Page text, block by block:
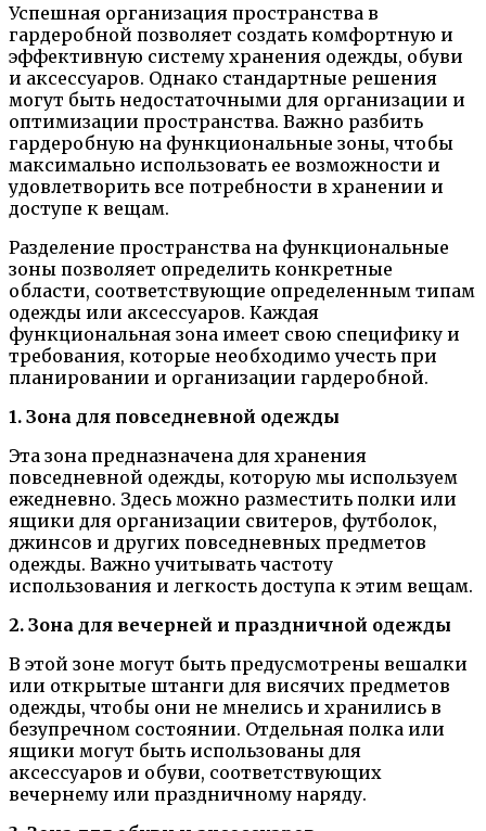
Успешная организация пространства в
гардеробной позволяет создать комфортную и
эффективную систему хранения одежды, обуви
и аксессуаров. Однако стандартные решения
могут быть недостаточными для организации и
оптимизации пространства. Важно разбить
гардеробную на функциональные зоны, чтобы
максимально использовать ее возможности и
удовлетворить все потребности в хранении и
доступе к вещам.
Разделение пространства на функциональные
зоны позволяет определить конкретные
области, соответствующие определенным типам
одежды или аксессуаров. Каждая
функциональная зона имеет свою специфику и
требования, которые необходимо учесть при
планировании и организации гардеробной.
1. Зона для повседневной одежды
Эта зона предназначена для хранения
повседневной одежды, которую мы используем
ежедневно. Здесь можно разместить полки или
ящики для организации свитеров, футболок,
джинсов и других повседневных предметов
одежды. Важно учитывать частоту
использования и легкость доступа к этим вещам.
2. Зона для вечерней и праздничной одежды
В этой зоне могут быть предусмотрены вешалки
или открытые штанги для висячих предметов
одежды, чтобы они не мнелись и хранились в
безупречном состоянии. Отдельная полка или
ящики могут быть использованы для
аксессуаров и обуви, соответствующих
вечернему или праздничному наряду.